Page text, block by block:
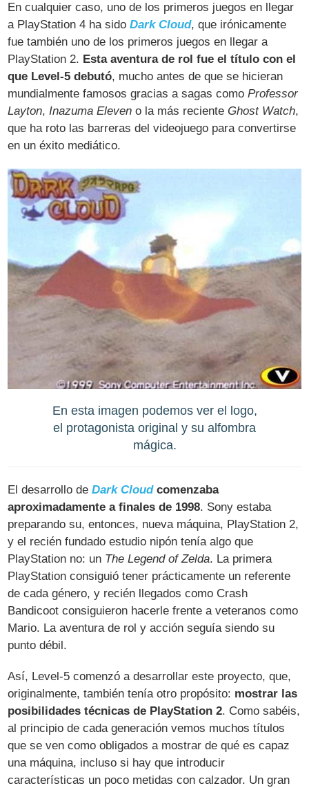
En cualquier caso, uno de los primeros juegos en llegar
a PlayStation 4 ha sidoDark Cloud, que irónicamente
fue también uno de los primeros juegos en llegar a
PlayStation 2. Esta aventura de rol fue el título con el
que Level-5 debutó, mucho antes de que se hicieran
mundialmente famosos gracias a sagas comoProfessor
Layton,Inazuma Eleven o la más recienteGhost Watch,
que ha roto las barreras del videojuego para convertirse
en un éxito mediático.
En esta imagen podemos ver el logo,
el protagonista original y su alfombra
mágica.
El desarrollo deDark Cloud comenzaba
aproximadamente a finales de 1998. Sony estaba
preparando su, entonces, nueva máquina, PlayStation 2,
y el recién fundado estudio nipón tenía algo que
PlayStation no: un The Legend of Zelda. La primera
PlayStation consiguió tener prácticamente un referente
de cada género, y recién llegados como Crash
Bandicoot consiguieron hacerle frente a veteranos como
Mario. La aventura de rol y acción seguía siendo su
punto débil.
Así, Level-5 comenzó a desarrollar este proyecto, que,
originalmente, también tenía otro propósito: mostrar las
posibilidades técnicas de PlayStation 2. Como sabéis,
al principio de cada generación vemos muchos títulos
que se ven como obligados a mostrar de qué es capaz
una máquina, incluso si hay que introducir
características un poco metidas con calzador. Un gran